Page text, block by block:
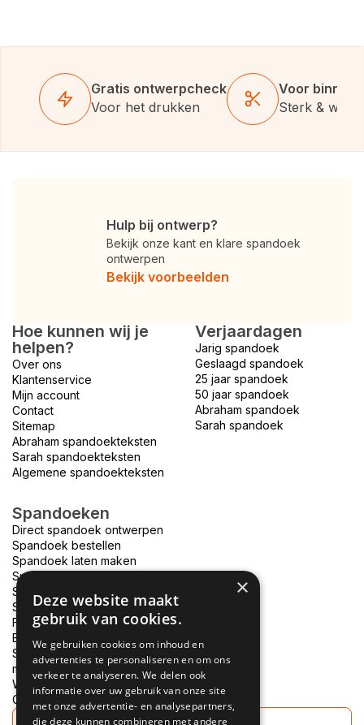
Gratis ontwerpcheck
Voor het drukken
Voor binnen
Sterk &
Hulp bij ontwerp?
Bekijk onze kant en klare spandoek
ontwerpen
Bekijk voorbeelden
Hoe kunnen wij je
helpen?
Over ons
Klantenservice
Mijn account
Contact
Sitemap
Abraham spandoekteksten
Sarah spandoekteksten
Algemene spandoekteksten
Verjaardagen
Jarig spandoek
Geslaagd spandoek
25 jaar spandoek
50 jaar spandoek
Abraham spandoek
Sarah spandoek
Spandoeken
Direct spandoek ontwerpen
Spandoek bestellen
Spandoek laten maken
Spandoek bedrukken
Spandoek drukken
Spandoek ontwerpen
Foto spandoek
Bouwhek spandoek
Spandoek bedrukken
morgen in huis
Welkom thuis spandoek
Goedkope spandoeken
×
Deze website maakt
gebruik van cookies.
We gebruiken cookies om inhoud en
advertenties te personaliseren en om ons
verkeer te analyseren. We delen ook
informatie over uw gebruik van onze site
met onze advertentie- en analysepartners,
die deze kunnen combineren met andere